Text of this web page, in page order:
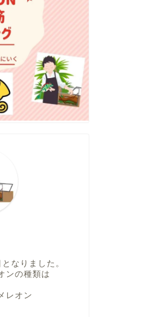
なりました。
ンの種類は
レオン